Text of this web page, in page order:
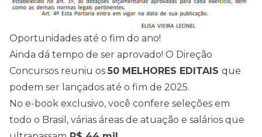
Oportunidades até o fim do ano!
Ainda dá tempo de ser aprovado! O Direção
Concursos reuniu os 50 MELHORES EDITAIS que
podem ser lançados até o fim de 2025.
No e-book exclusivo, você confere seleções em
todo o Brasil, várias áreas de atuação e salários que